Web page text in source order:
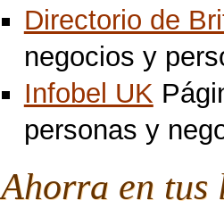
Directorio de
negocios y
Infobel UK
personas y
Ahorra en tus